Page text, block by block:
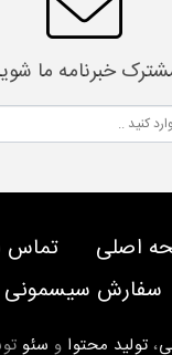
خبرنامه ما
اصلی
تماس
سفارش سیسمونی
، تولید محتوا و سئو